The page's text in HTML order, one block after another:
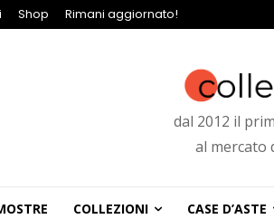
Shop Rimani aggiornato!
dal 2012 il
al mercato
COLLEZIONI CASE D’ASTE